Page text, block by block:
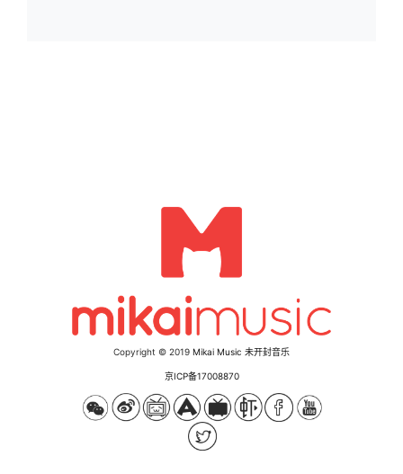
Copyright © 2019 Mikai Music 未开封音乐
京ICP备17008870